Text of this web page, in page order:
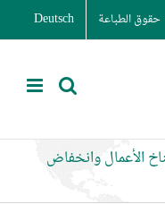
حقوق الطباعة Deutsch
الأعمال وانخفاض